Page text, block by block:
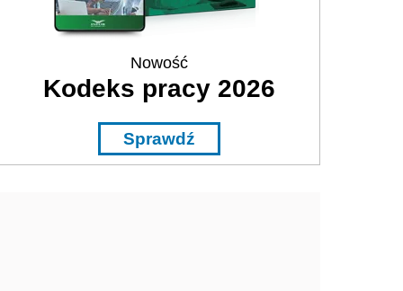
Nowość
Kodeks pracy 2026
Sprawdź